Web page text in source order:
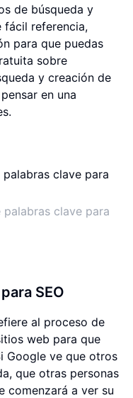
de búsqueda y
fácil referencia,
para que puedas
sobre
y creación de
en una
clave para
SEO
al proceso de
web para que
Google ve que otros
que otras personas
comenzará a ver su